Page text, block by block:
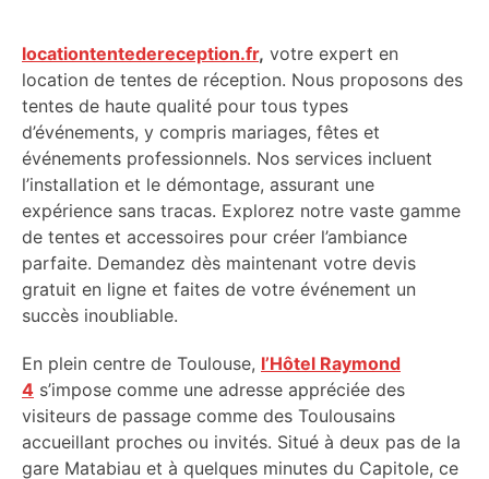
locationtentedereception.fr, votre expert en
location de tentes de réception. Nous proposons des
tentes de haute qualité pour tous types
d’événements, y compris mariages, fêtes et
événements professionnels. Nos services incluent
l’installation et le démontage, assurant une
expérience sans tracas. Explorez notre vaste gamme
de tentes et accessoires pour créer l’ambiance
parfaite. Demandez dès maintenant votre devis
gratuit en ligne et faites de votre événement un
succès inoubliable.
En plein centre de Toulouse, l’Hôtel Raymond
4 s’impose comme une adresse appréciée des
visiteurs de passage comme des Toulousains
accueillant proches ou invités. Situé à deux pas de la
gare Matabiau et à quelques minutes du Capitole, ce